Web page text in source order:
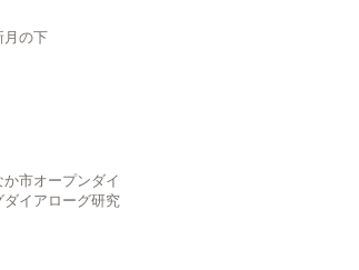
月の下
か市オープンダイ
ダイアローグ研究